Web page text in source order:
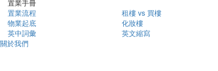
置業手冊
置業流程
租樓 vs 買樓
物業起底
化妝樓
英中詞彙
英文縮寫
關於我們